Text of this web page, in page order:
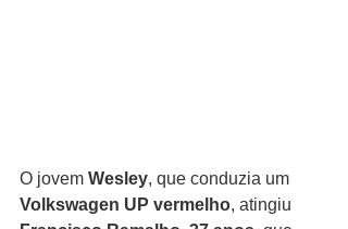
O jovem Wesley, que conduzia um
Volkswagen UP vermelho, atingiu